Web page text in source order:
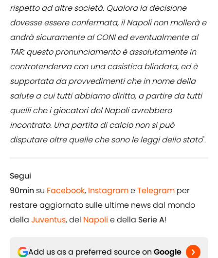
rispetto ad altre società. Qualora la decisione
dovesse essere confermata, il Napoli non mollerà e
andrà sicuramente al CONI ed eventualmente al
TAR: questo pronunciamento è assolutamente in
controtendenza con una casistica blindata, ed è
supportata da provvedimenti che in nome della
salute a cui tutti abbiamo diritto, a partire da tutti
quelli che i giocatori del Napoli avrebbero
incontrato. Una partita di calcio non si può
disputare oltre quelle che sono le leggi dello stato".
Segui
90min su Facebook, InstagrameTelegram per
restare aggiornato sulle ultime news dal mondo
della Juventus, del Napoli e della Serie A!
Add us as a preferred source on Google